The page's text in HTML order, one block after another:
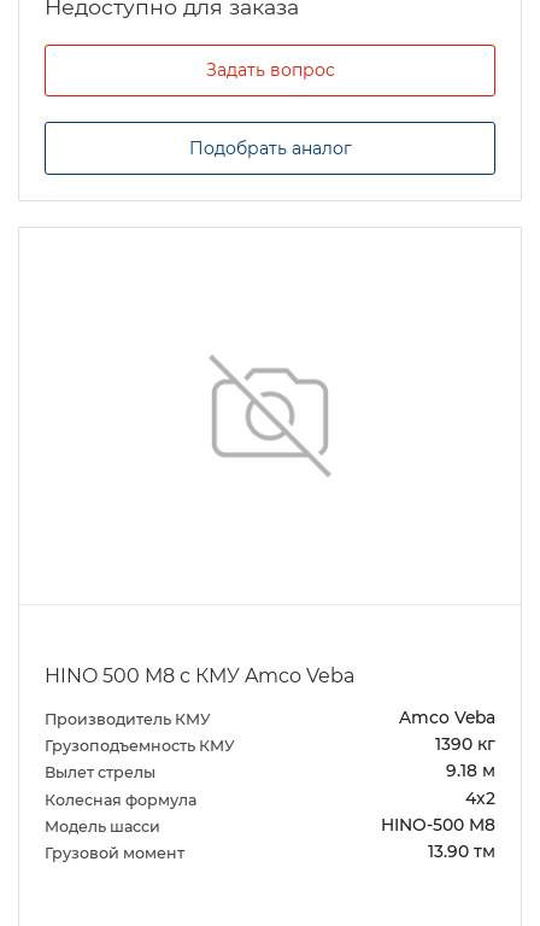
Задать вопрос
Подобрать аналог
HINO 500 M8 с КМУ Amco Veba
Производитель КМУ Amco Veba
Грузоподъемность КМУ 1390 кг
Вылет стрелы 9.18 м
Колесная формула 4х2
Модель шасси HINO-500 M8
Грузовой момент 13.90 тм